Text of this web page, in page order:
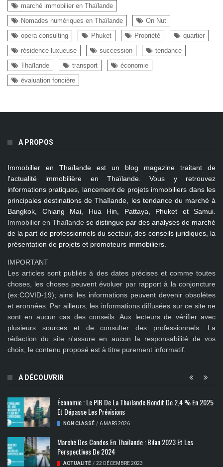
marché immobilier en Thaïlande
Nomades numériques en Thaïlande
On Nut
opera consulting
Phuket Propriété
quartier
résidence luxueuse
succession
tendance
Thaïlande
transport
économie
évaluation foncière
A PROPOS
Immobilier en Thaïlande est un blog magazine traitant de
l'actualité immobilière en Thaïlande. Vous y retrouvez
informations pratiques, lancement de projets immobiliers dans les
principales destinations de Thaïlande, les tendance du marché à
Bangkok, Chiang Mai, Hua Hin, Pattaya, Phuket et Samui
Immobilier en Thaïlande se distingue par des analyses de marché
de la part de professionnels du secteur, des conseils juridiques, la
présentation de projets et promoteurs immobiliers.
IMPORTANT
Les articles sont publiés à des dates précises et comme toutes
choses, les choses peuvent évoluer par rapport à la conjoncture
(ex:COVID-19); ainsi les informations peuvent devenir obsolétes
et eronnées. Par ailleurs, les informations diffusées sur ce site ne
sont en aucun cas des conseils. Aux lecteurs de vérifier avec
plusieurs sources et de consulter des professionnels. La
rédaction du site n'assure en aucun la responsabilité de vos
choix, le contenu proposé est à titre purement informatif.
A DÉCOUVRIR
​Économie : Le PIB De La Thaïlande Bondit De 2,4 % En 2025
Et Dépasse Les Prévisions
NON CLASSÉ / 6 MARS 2026
Marché Des Condos En Thaïlande : Bilan 2023 Et Les
Perspectives De 2024
ACTUALITÉ / 22 DÉCEMBRE 2023